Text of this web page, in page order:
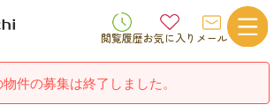
閲覧履歴お気に入り メール
物件の募集は終了しました。